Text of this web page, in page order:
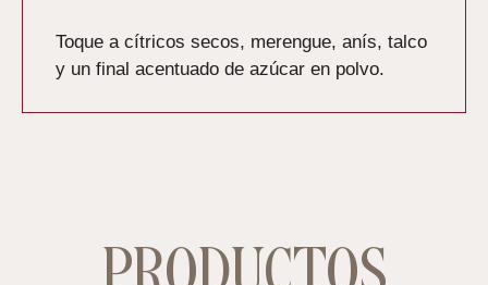
Toque a cítricos secos, merengue, anís, talco
y un final acentuado de azúcar en polvo.